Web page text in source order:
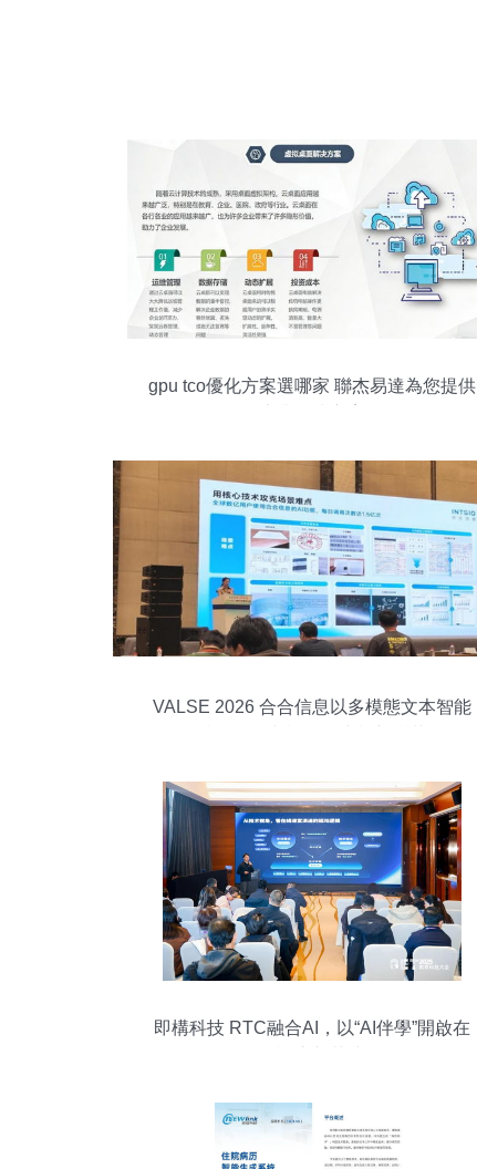
gpu tco優化方案選哪家 聯杰易達為您提供
VALSE 2026 合合信息以多模態文本智能
即構科技 RTC融合AI，以“AI伴學”開啟在